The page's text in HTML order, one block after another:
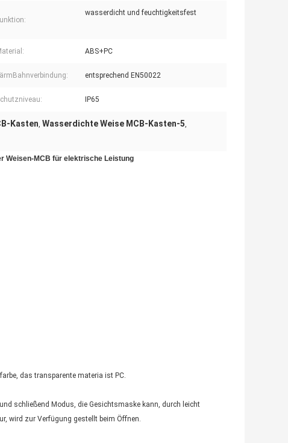
wasserdicht und feuchtigkeitsfest
ABS+PC
entsprechend EN50022
IP65
Kasten, Wasserdichte Weise MCB-Kasten-5,
Weisen-MCB für elektrische Leistung
das transparente materia ist PC.
schließend Modus, die Gesichtsmaske kann, durch leicht
wird zur Verfügung gestellt beim Öffnen.